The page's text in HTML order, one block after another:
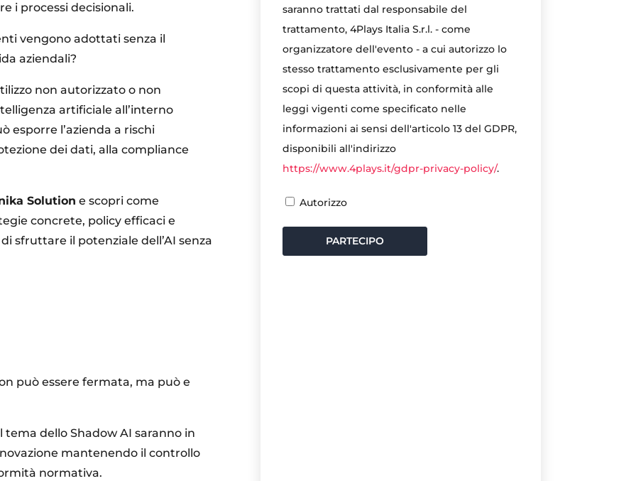
i processi decisionali.
vengono adottati senza il
aziendali?
non autorizzato o non
artificiale all’interno
esporre l’azienda a rischi
dei dati, alla compliance
Solution e scopri come
concrete, policy efficaci e
sfruttare il potenziale dell’AI senza
può essere fermata, ma può e
dello Shadow AI saranno in
mantenendo il controllo
normativa.
saranno trattati dal responsabile del
trattamento, 4Plays Italia S.r.l. - come
organizzatore dell'evento - a cui autorizzo lo
stesso trattamento esclusivamente per gli
scopi di questa attività, in conformità alle
leggi vigenti come specificato nelle
informazioni ai sensi dell'articolo 13 del GDPR,
disponibili all'indirizzo
https://www.4plays.it/gdpr-privacy-policy/.
Autorizzo
PARTECIPO